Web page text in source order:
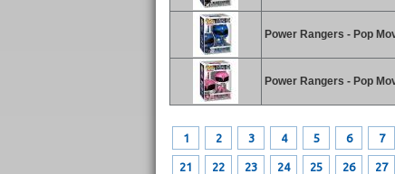
Power Rangers - Pop
Power Rangers - Pop
1 2 3 4 5 6 7
21 22 23 24 25 26 27